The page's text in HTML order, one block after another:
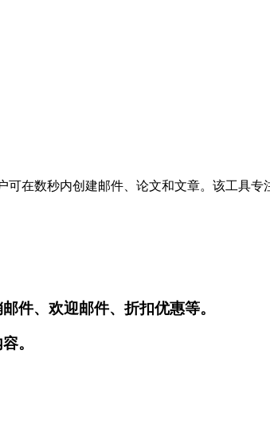
可在数秒内创建邮件、论文和文章。该工具
件、欢迎邮件、折扣优惠等。
。